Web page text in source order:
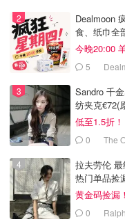
Dealmoon
食、纸巾全
今晚20:00
5
Sandro 千
纺夹克€72(
低至1.5折
拼接夹克
0 The
拉夫劳伦
热门单品捡
黄金码捡漏
€280